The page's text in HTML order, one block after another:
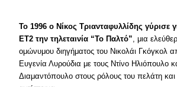
Το 1996 ο Νίκος Τριανταφυλλίδης γύρισε
ΕΤ2 την τηλεταινία “Το Παλτό”, μια
ομώνυμου διηγήματος του Νικολάι Γκόγκολ
Ευγενία Λυρούδια με τους Ντίνο Ηλιόπουλο
Διαμαντόπουλο στους ρόλους του πελάτη